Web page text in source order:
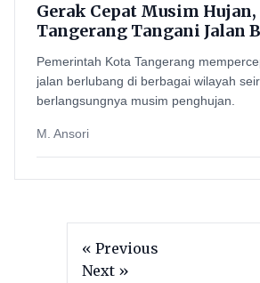
Gerak Cepat Musim
Tangerang Tangani Jalan
Pemerintah Kota Tangerang
jalan berlubang di berbagai wilayah
berlangsungnya musim penghujan.
M. Ansori
« Previous
Next »